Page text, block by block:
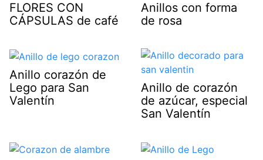
FLORES CON
CÁPSULAS de café
Anillos con forma
de rosa
Anillo corazón de
Lego para San
Valentín
Anillo de corazón
de azúcar, especial
San Valentín